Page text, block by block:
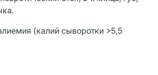
(калий сыворотки >5,5